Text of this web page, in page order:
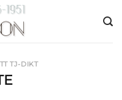
TJ-DIKT